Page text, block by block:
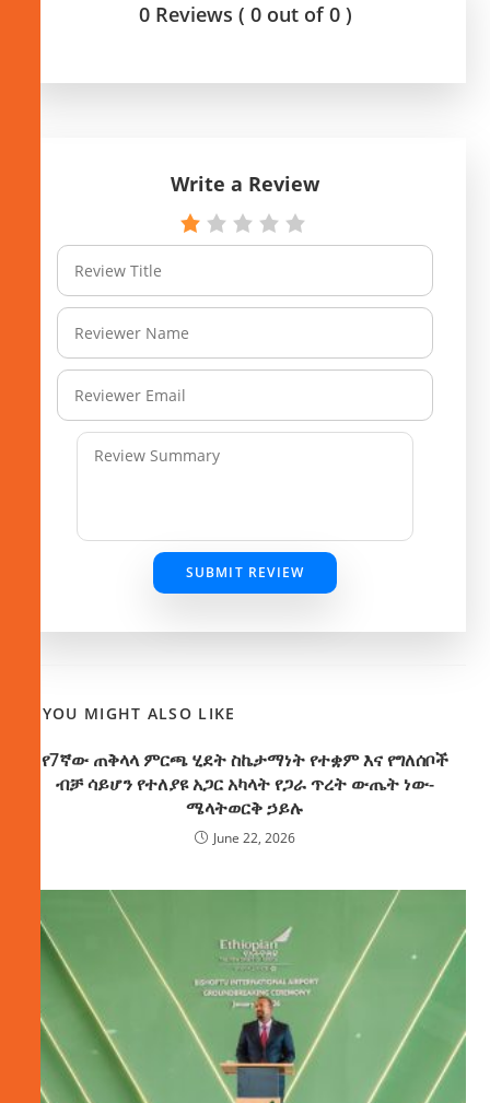
0 Reviews ( 0 out of 0 )
Write a Review
SUBMIT REVIEW
YOU MIGHT ALSO LIKE
የ7ኛው ጠቅላላ ምርጫ ሂደት ስኬታማነት የተቋም እና የግለሰቦች
ብቻ ሳይሆን የተለያዩ አጋር አካላት የጋራ ጥረት ውጤት ነው-
ሜላትወርቅ ኃይሉ
June 22, 2026